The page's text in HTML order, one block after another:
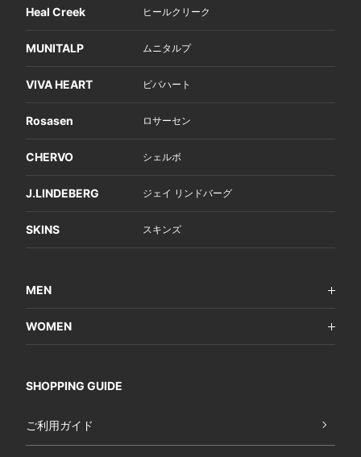
Heal Creek ヒールクリーク
MUNITALP ムニタルプ
VIVA HEART ビバハート
Rosasen ロサーセン
CHERVO シェルボ
J.LINDEBERG ジェイ リンドバーグ
SKINS スキンズ
MEN
WOMEN
SHOPPING GUIDE
ご利用ガイド